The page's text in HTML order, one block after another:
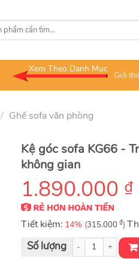
Xem Theo Danh Mục
Giới
/ Ghế sofa văn phòng
Kệ góc sofa KG66 -
không gian
1.890.000 ₫
Tiết kiệm: 14% (315.000 ₫)
Kệ góc sofa văn phòng KG66 số